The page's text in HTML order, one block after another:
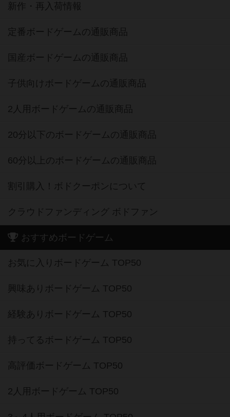
新作・再入荷情報
定番ボードゲームの通販商品
国産ボードゲームの通販商品
子供向けボードゲームの通販商品
2人用ボードゲームの通販商品
20分以下のボードゲームの通販商品
60分以上のボードゲームの通販商品
割引購入！ボドクーポンについて
クラウドファンディング ボドファン
おすすめボードゲーム
お気に入りボードゲーム TOP50
興味ありボードゲーム TOP50
経験ありボードゲーム TOP50
持ってるボードゲーム TOP50
高評価ボードゲーム TOP50
2人用ボードゲーム TOP50